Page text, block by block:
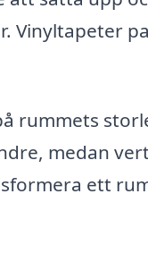
Vinyltapeter
rummets
medan
ett